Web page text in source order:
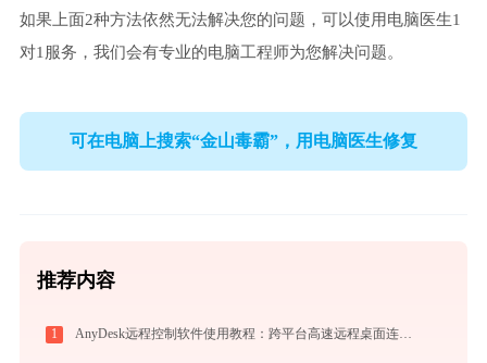
如果上面2种方法依然无法解决您的问题，可以使用电脑医生1
对1服务，我们会有专业的电脑工程师为您解决问题。
可在电脑上搜索“金山毒霸”，用电脑医生修复
推荐内容
1 AnyDesk远程控制软件使用教程：跨平台高速远程桌面连接完全指南